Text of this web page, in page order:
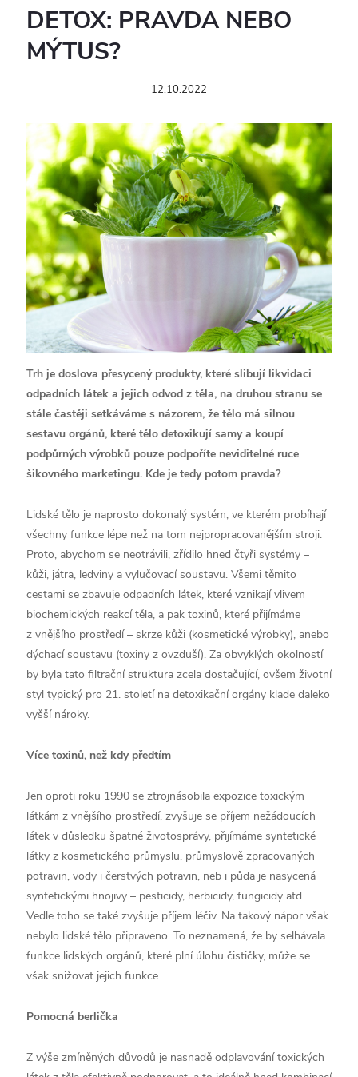
DETOX: PRAVDA NEBO
MÝTUS?
12.10.2022
Trh je doslova přesycený produkty, které slibují likvidaci
odpadních látek a jejich odvod z těla, na druhou stranu se
stále častěji setkáváme s názorem, že tělo má silnou
sestavu orgánů, které tělo detoxikují samy a koupí
podpůrných výrobků pouze podpoříte neviditelné ruce
šikovného marketingu. Kde je tedy potom pravda?
Lidské tělo je naprosto dokonalý systém, ve kterém probíhají
všechny funkce lépe než na tom nejpropracovanějším stroji.
Proto, abychom se neotrávili, zřídilo hned čtyři systémy –
kůži, játra, ledviny a vylučovací soustavu. Všemi těmito
cestami se zbavuje odpadních látek, které vznikají vlivem
biochemických reakcí těla, a pak toxinů, které přijímáme
z vnějšího prostředí – skrze kůži (kosmetické výrobky), anebo
dýchací soustavu (toxiny z ovzduší). Za obvyklých okolností
by byla tato filtrační struktura zcela dostačující, ovšem životní
styl typický pro 21. století na detoxikační orgány klade daleko
vyšší nároky.
Více toxinů, než kdy předtím
Jen oproti roku 1990 se ztrojnásobila expozice toxickým
látkám z vnějšího prostředí, zvyšuje se příjem nežádoucích
látek v důsledku špatné životosprávy, přijímáme syntetické
látky z kosmetického průmyslu, průmyslově zpracovaných
potravin, vody i čerstvých potravin, neb i půda je nasycená
syntetickými hnojivy – pesticidy, herbicidy, fungicidy atd.
Vedle toho se také zvyšuje příjem léčiv. Na takový nápor však
nebylo lidské tělo připraveno. To neznamená, že by selhávala
funkce lidských orgánů, které plní úlohu čističky, může se
však snižovat jejich funkce.
Pomocná berlička
Z výše zmíněných důvodů je nasnadě odplavování toxických